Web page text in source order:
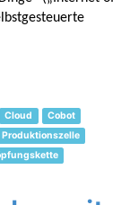
Cloud
Cobot
Produktionszelle